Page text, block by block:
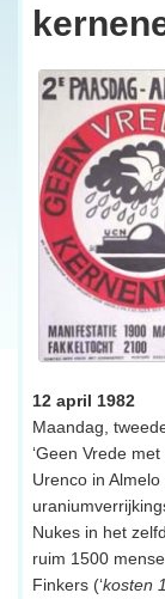
12 april 1982
Maandag,
‘Geen Vrede
Urenco in
Nukes in het
ruim 1500
Finkers (‘kosten